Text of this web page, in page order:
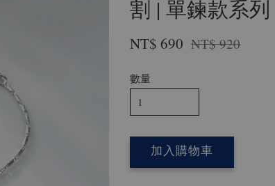
割 | 單鍊款系列
NT$ 690 NT$ 920
數量
加入購物車